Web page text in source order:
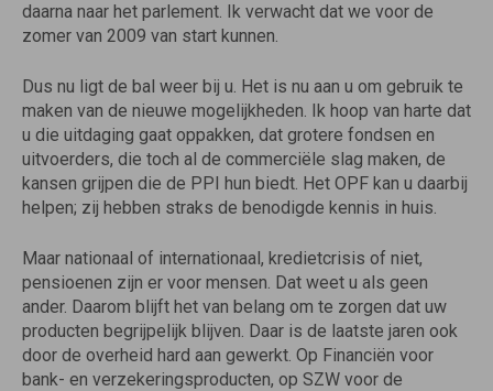
daarna naar het parlement. Ik verwacht dat we voor de
zomer van 2009 van start kunnen.
Dus nu ligt de bal weer bij u. Het is nu aan u om gebruik te
maken van de nieuwe mogelijkheden. Ik hoop van harte dat
u die uitdaging gaat oppakken, dat grotere fondsen en
uitvoerders, die toch al de commerciële slag maken, de
kansen grijpen die de PPI hun biedt. Het OPF kan u daarbij
helpen; zij hebben straks de benodigde kennis in huis.
Maar nationaal of internationaal, kredietcrisis of niet,
pensioenen zijn er voor mensen. Dat weet u als geen
ander. Daarom blijft het van belang om te zorgen dat uw
producten begrijpelijk blijven. Daar is de laatste jaren ook
door de overheid hard aan gewerkt. Op Financiën voor
bank- en verzekeringsproducten, op SZW voor de